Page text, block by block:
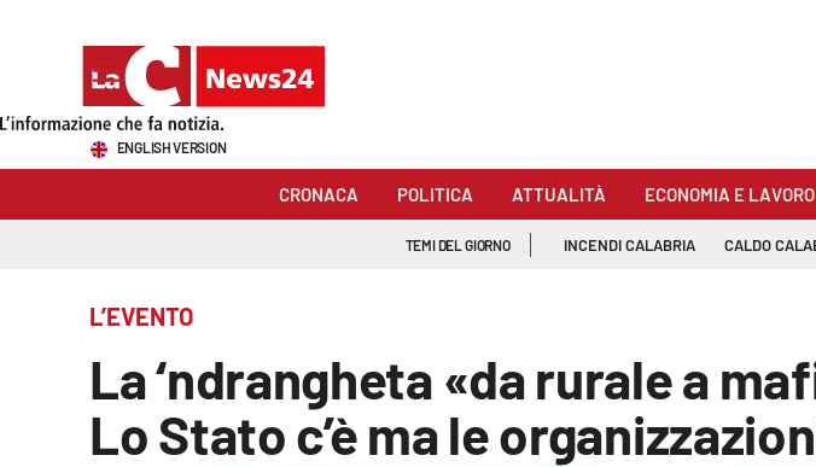
Sezioni
Economia e lavoro
ENGLISH VERSION
CRONACA POLITICA ATTUALITÀ ECONOMIA E LAVORO
TEMI DEL GIORNO INCENDI CALABRIA CALDO
L’EVENTO
La ‘ndrangheta «da rurale a
Lo Stato c’è ma le